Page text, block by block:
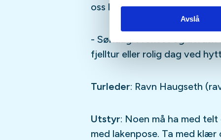
Avslå
oss lavere i terrenget.
- Søndag: Frokost og
fjelltur eller rolig dag ved
Turleder: Ravn Haugseth
Utstyr: Noen må ha med
med lakenpose. Ta med